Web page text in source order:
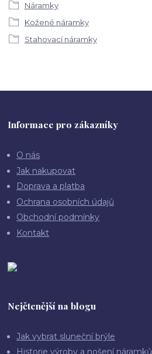
Náramky
Kožené náramky
Stahovací náramky
Informace pro zákazníky
O nás
Jak nakupovat
Doprava a platba
Ochrana osobních údajů
Obchodní podmínky
Kontakt
Nejčtenější na blogu
Jak vybrat sluneční brýle
Historie výroby a nošení náramků